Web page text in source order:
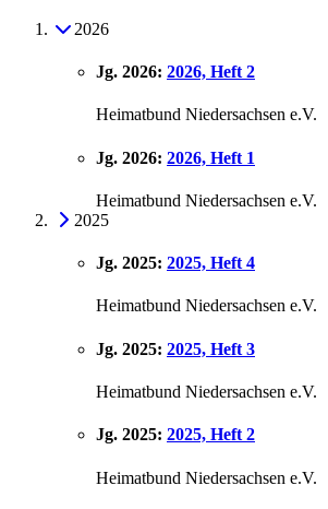
2026
Jg. 2026: 2026, Heft 2
Heimatbund Niedersachsen e.V.
Jg. 2026: 2026, Heft 1
Heimatbund Niedersachsen e.V.
2025
Jg. 2025: 2025, Heft 4
Heimatbund Niedersachsen e.V.
Jg. 2025: 2025, Heft 3
Heimatbund Niedersachsen e.V.
Jg. 2025: 2025, Heft 2
Heimatbund Niedersachsen e.V.